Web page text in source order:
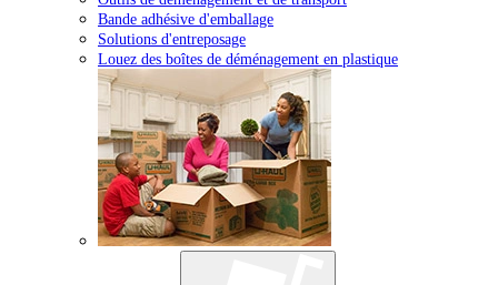
Bande adhésive d'emballage
Solutions d'entreposage
Louez des boîtes de déménagement en plastique